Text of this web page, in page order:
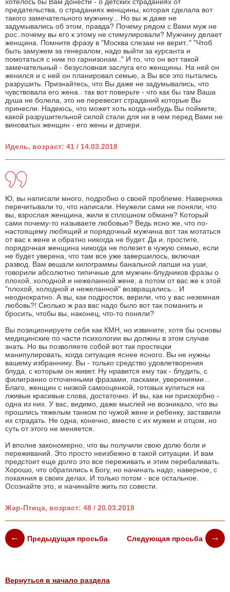
хотелось бы Вам донести - о детских страданиях от
предательства, о страданиях женщины, которая сделала вот
такого замечательного мужчину... Но вы ж даже не
задумывались об этом, правда? Почему рядом с Вами муж не
рос..почему вы его к этому не стимулировали? Мужчину делает
женщина. Помните фразу в "Москва слезам не верит.." "Чтоб
быть замужем за генералом, надо выйти за курсанта и
помотаться с ним по гарнизонам.." И то, что он вот такой
замечательный - безусловная заслуга его женщины. На ней он
женился и с ней он планировал семью, а Вы все это пытались
разрушить. Признайтесь, что Вы даже не задумывались, что
чувствовала его жена.. так вот поверьте - что как бы там Ваша
душа не болела, это не перевесит страданий которые Вы
принесли. Надеюсь, что может хоть когда-нибудь Вы поймете,
какой разрушительной силой стали для ни в чем перед Вами не
виноватых женщин - его жены и дочери.
Идель, возраст: 41 / 14.03.2018
Ю, вы написали много, подробно о своей проблеме. Наверняка
перечитывали то, что написали. Неужели сами не поняли, что
вы, взрослая женщина, жили в сплошном обмане? Который
сами почему-то называете любовью? Ведь ясно же, что по-
настоящему любящий и порядочный мужчина вот так мотаться
от вас к жене и обратно никогда не будет. Да и, простите,
порядочная женщина никогда не полезет в чужую семью, если
не будет уверена, что там все уже завершилось, включая
развод. Вам вешали килограммы банальной лапши на уши,
говорили абсолютно типичные для мужчин-блудников фразы о
плохой, холодной и нежеланной жене, а потом от вас же к этой
"плохой, холодной и нежеланной" возвращались... И
неоднократно. А вы, как подросток, верили, что у вас неземная
любовь?! Сколько ж раз вас надо было вот так поманить и
бросить, чтобы вы, наконец, что-то поняли?
Вы позиционируете себя как КМН, но извините, хотя бы основы
медицинские по части психологии вы должны в этом случае
знать. Но вы позволяете собой вот так простецки
манипулировать, когда ситуация яснее ясного. Вы не нужны
вашему избраннику. Вы - только средство удовлетворения
блуда, с которым он живет. Ну нравится ему так - блудить, с
филигранно отточенными фразами, ласками, уверениями...
Благо, женщин с низкой самооценкой, готовых купиться на
лживые красивые слова, достаточно. И вы, как ни прискорбно -
одна из них. У вас, видимо, даже мыслей не возникало, что вы
прошлись тяжелым танком по чужой жене и ребенку, заставили
их страдать. Не одна, конечно, вместе с их мужем и отцом, но
суть от этого не меняется.
И вполне закономерно, что вы получили свою долю боли и
переживаний. Это просто неизбежно в такой ситуации. И вам
предстоит еще долго это все переживать и этим перебаливать.
Хорошо, что обратились к Богу, но начинать надо, наверное, с
покаяния в своих делах. И только потом - все остальное.
Осознайте это, и начинайте жить по совести.
Жар-Птица, возраст: 48 / 20.03.2018
Предыдущая просьба Следующая просьба
Вернуться в начало раздела